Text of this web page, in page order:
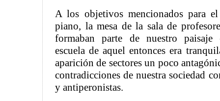
A los objetivos mencionados para
piano, la mesa de la sala de
formaban parte de nuestro paisaje
escuela de aquel entonces era
aparición de sectores un poco
contradicciones de nuestra sociedad
y antiperonistas.